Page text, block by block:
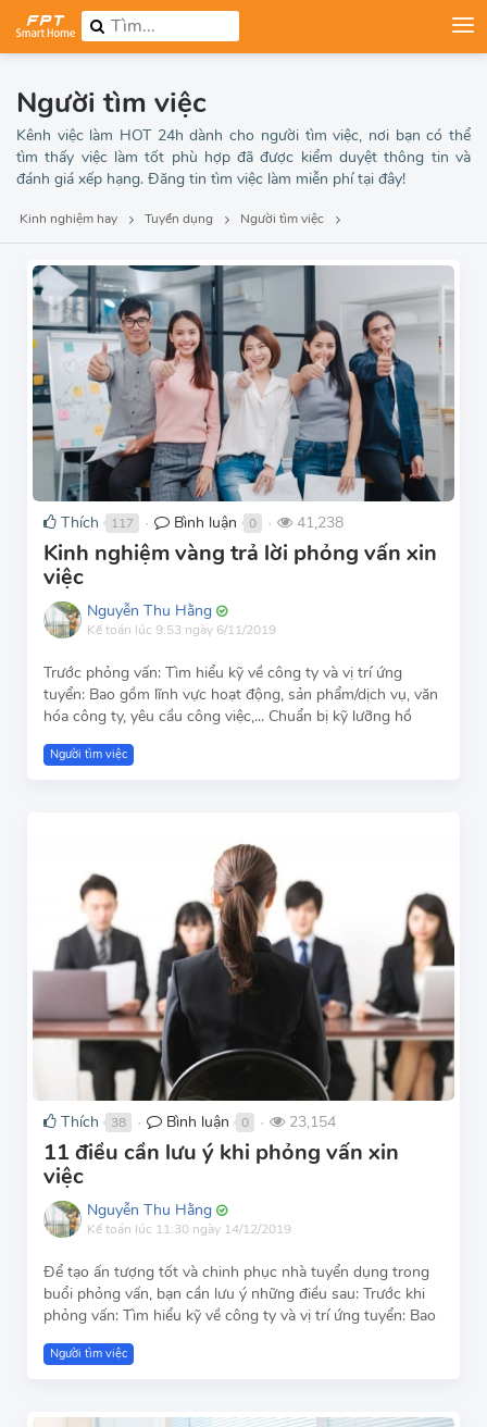
Người tìm việc
Kênh việc làm HOT 24h dành cho người tìm việc, nơi bạn có thể
tìm thấy việc làm tốt phù hợp đã được kiểm duyệt thông tin và
đánh giá xếp hạng. Đăng tin tìm việc làm miễn phí tại đây!
Kinh nghiệm hay Tuyển dụng Người tìm việc
Thích 117 ● Bình luận 0 ● 41,238
Kinh nghiệm vàng trả lời phỏng vấn xin
việc
Nguyễn Thu Hằng
Kế toán lúc 9:53 ngày 6/11/2019
Trước phỏng vấn: Tìm hiểu kỹ về công ty và vị trí ứng
tuyển: Bao gồm lĩnh vực hoạt động, sản phẩm/dịch vụ, văn
hóa công ty, yêu cầu công việc,... Chuẩn bị kỹ lưỡng hồ
Người tìm việc
Thích 38 ● Bình luận 0 ● 23,154
11 điều cần lưu ý khi phỏng vấn xin
việc
Nguyễn Thu Hằng
Kế toán lúc 11:30 ngày 14/12/2019
Để tạo ấn tượng tốt và chinh phục nhà tuyển dụng trong
buổi phỏng vấn, bạn cần lưu ý những điều sau: Trước khi
phỏng vấn: Tìm hiểu kỹ về công ty và vị trí ứng tuyển: Bao
Người tìm việc